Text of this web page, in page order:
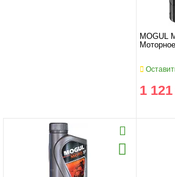
MOGUL
1